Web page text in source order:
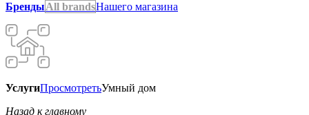
БрендыAll brandsНашего магазина
УслугиПросмотретьУмный дом
Назад к главному